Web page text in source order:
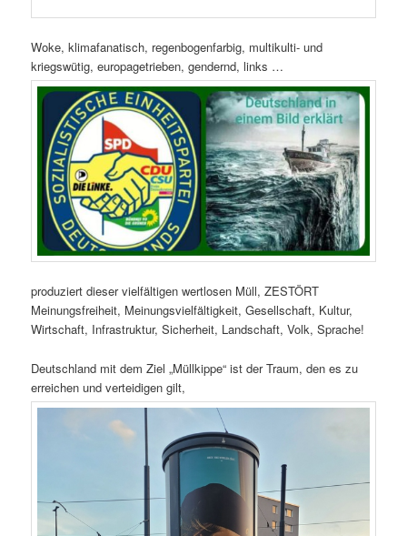
Woke, klimafanatisch, regenbogenfarbig, multikulti- und
kriegswütig, europagetrieben, gendernd, links …
produziert dieser vielfältigen wertlosen Müll, ZESTÖRT
Meinungsfreiheit, Meinungsvielfältigkeit, Gesellschaft, Kultur,
Wirtschaft, Infrastruktur, Sicherheit, Landschaft, Volk, Sprache!
Deutschland mit dem Ziel „Müllkippe“ ist der Traum, den es zu
erreichen und verteidigen gilt,